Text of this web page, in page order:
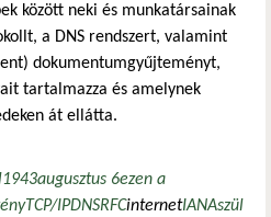
között neki és munkatársainak
a DNS rendszert, valamint
dokumentumgyűjteményt,
tartalmazza és amelynek
át ellátta.
1943augusztus 6ezen a
TCP/IPDNSRFCinternetIANAszül